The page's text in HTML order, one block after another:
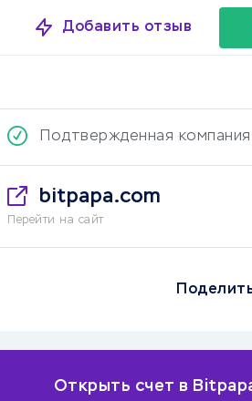
Добавить отзыв
Подтвержденная компания
bitpapa.com
Перейти на сайт
Открыть счет в